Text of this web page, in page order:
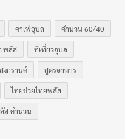
ดอื่นที่มีคุณภาพต่ำกว่า
กเกลือจะถูกนำไปผึ่งให้
รรจุภัณฑ์เพื่อส่งขาย ใน
ต่อคนเท่านั้น นี่คือสาเหตุ
องหายาก
คาเฟ่อุบล คำนวน 60/40
พลัส ที่เที่ยวอุบล
สงกรานต์ สูตรอาหาร
ไทยช่วยไทยพลัส
ส คำนวน